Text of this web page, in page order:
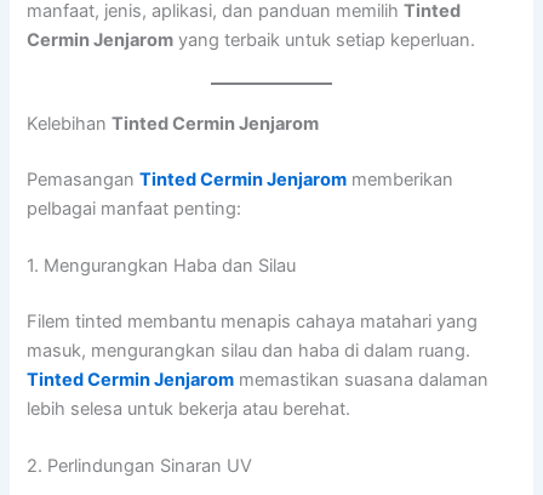
manfaat, jenis, aplikasi, dan panduan memilihTinted
Cermin Jenjarom yang terbaik untuk setiap keperluan.
KelebihanTinted Cermin Jenjarom
PemasanganTinted Cermin Jenjarom memberikan
pelbagai manfaat penting:
1. Mengurangkan Haba dan Silau
Filem tinted membantu menapis cahaya matahari yang
masuk, mengurangkan silau dan haba di dalam ruang.
Tinted Cermin Jenjarom memastikan suasana dalaman
lebih selesa untuk bekerja atau berehat.
2. Perlindungan Sinaran UV